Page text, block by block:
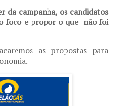
da campanha, os candidatos
foco e propor o que não foi
as propostas para